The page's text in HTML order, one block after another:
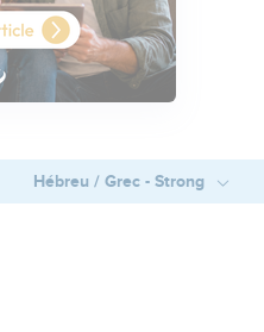
Hébreu / Grec - Strong